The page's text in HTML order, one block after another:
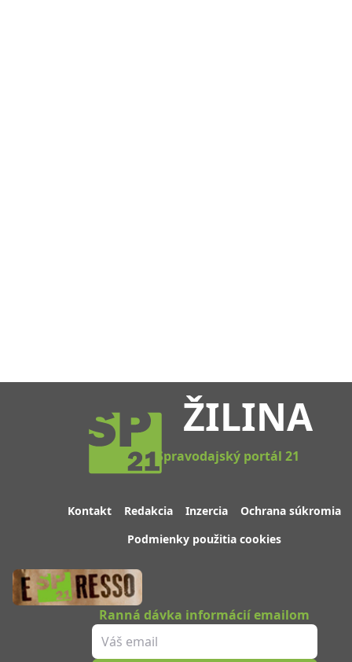
ŽILINA
Spravodajský portál 21
Kontakt Redakcia Inzercia
Ochrana súkromia
Podmienky použitia cookies
Ranná dávka informácií emailom